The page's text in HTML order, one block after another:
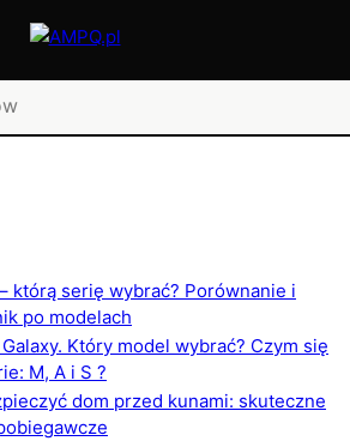
którą serię wybrać? Porównanie i
po modelach
Który model wybrać? Czym się
M, A i S ?
dom przed kunami: skuteczne